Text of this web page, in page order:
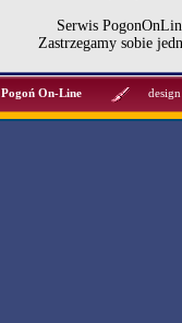
Serwis
Zastrzegamy sobie
Pogoń On-Line